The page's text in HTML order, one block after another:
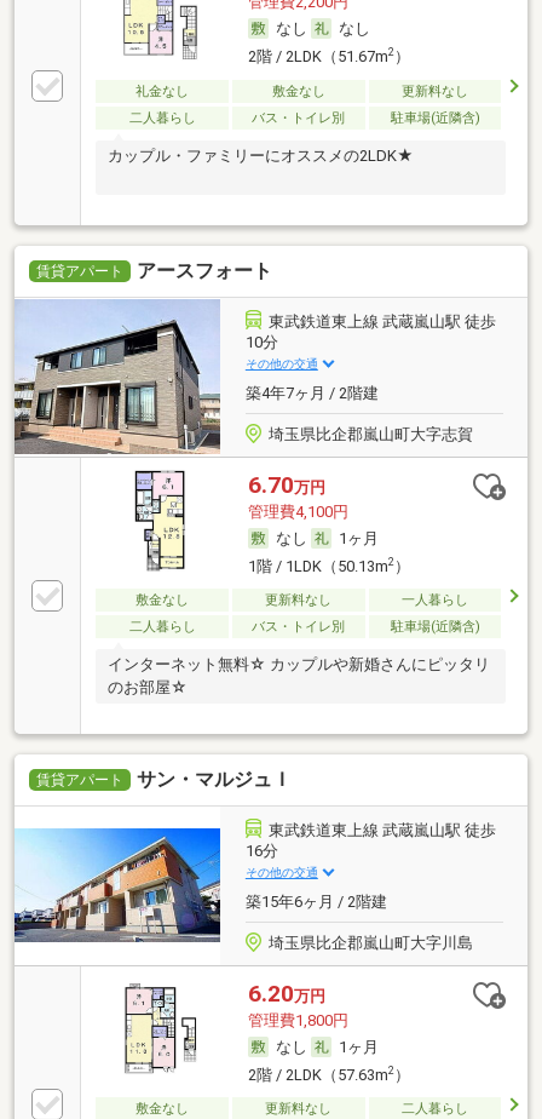
なし
なし
2階 / 2LDK（51.67m2）
礼金なし 敷金なし
更新料なし
二人暮らし
バス・トイレ別 駐車場(近隣含)
カップル・ファミリーにオススメの2LDK★
賃貸アパート アースフォート
東武鉄道東上線 武蔵嵐山駅 徒歩
10分
その他の交通
築4年7ヶ月 / 2階建
埼玉県比企郡嵐山町大字志賀
6.70万円
管理費4,100円
なし
1ヶ月
1階 / 1LDK（50.13m2）
敷金なし 更新料なし
一人暮らし
二人暮らし
バス・トイレ別 駐車場(近隣含)
インターネット無料☆ カップルや新婚さんにピッタリ
のお部屋☆
賃貸アパート サン・マルジュＩ
東武鉄道東上線 武蔵嵐山駅 徒歩
16分
その他の交通
築15年6ヶ月 / 2階建
埼玉県比企郡嵐山町大字川島
6.20万円
管理費1,800円
なし
1ヶ月
2階 / 2LDK（57.63m2）
敷金なし 更新料なし
二人暮らし